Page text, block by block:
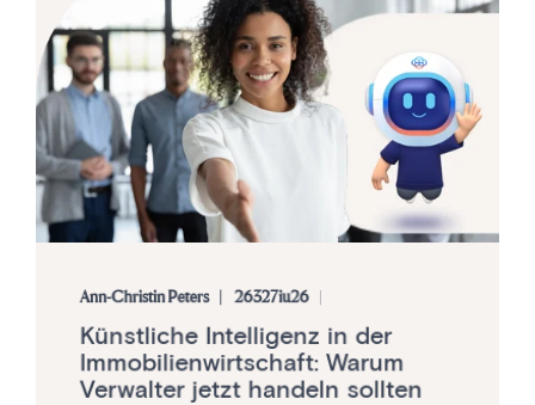
Ann-Christin Peters 26327iu26
Künstliche Intelligenz in der
Immobilienwirtschaft: Warum
Verwalter jetzt handeln sollten